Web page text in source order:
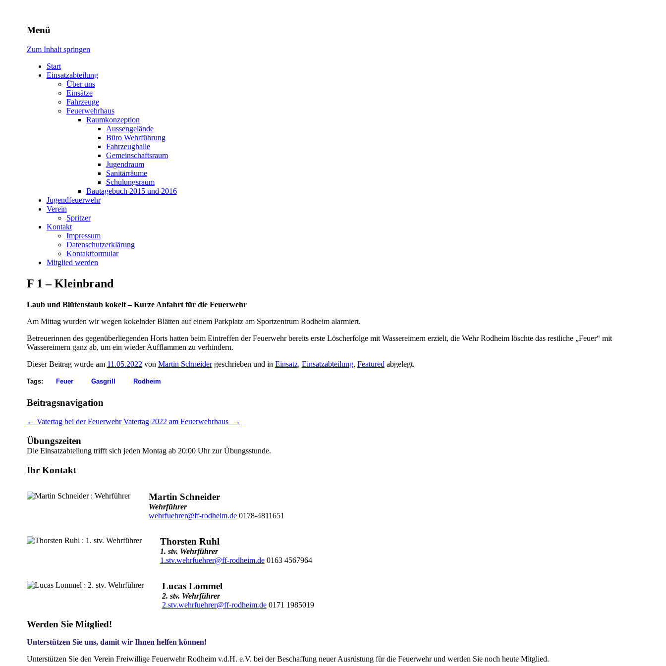
Freiwillige Feuerwehr Rodheim v.d.H.
Menü
Zum Inhalt springen
Start
Einsatzabteilung
Über uns
Einsätze
Fahrzeuge
Feuerwehrhaus
Raumkonzeption
Aussengelände
Büro Wehrführung
Fahrzeughalle
Gemeinschaftsraum
Jugendraum
Sanitärräume
Schulungsraum
Bautagebuch 2015 und 2016
Jugendfeuerwehr
Verein
Spritzer
Kontakt
Impressum
Datenschutzerklärung
Kontaktformular
Mitglied werden
F 1 – Kleinbrand
Laub und Blütenstaub kokelt – Kurze Anfahrt für die Feuerwehr
Am Mittag wurden wir wegen kokelnder Blätten auf einem Parkplatz am Sportzentrum Rodheim alarmiert.
Betreuerinnen des gegenüberliegenden Horts hatten beim Eintreffen der Feuerwehr bereits erste Löscherfolge mit Wassereimern erzielt, die Wehr Rodheim löschte das restliche „Feuer“ mit
Wassereimern ganz ab, um ein wieder Aufflammen zu verhindern.
Dieser Beitrag wurde am 11.05.2022 von Martin Schneidergeschrieben und in Einsatz, Einsatzabteilung, Featured abgelegt.
Tags: Feuer Gasgrill Rodheim
Beitragsnavigation
← Vatertag bei der Feuerwehr Vatertag 2022 am Feuerwehrhaus →
Übungszeiten
Die Einsatzabteilung trifft sich jeden Montag ab 20:00 Uhr zur Übungsstunde.
Ihr Kontakt
Martin Schneider
Wehrführer
wehrfuehrer@ff-rodheim.de0178-4811651
Thorsten Ruhl
1. stv. Wehrführer
1.stv.wehrfuehrer@ff-rodheim.de0163 4567964
Lucas Lommel
2. stv. Wehrführer
2.stv.wehrfuehrer@ff-rodheim.de0171 1985019
Werden Sie Mitglied!
Unterstützen Sie uns, damit wir Ihnen helfen können!
Unterstützen Sie den Verein Freiwillige Feuerwehr Rodheim v.d.H. e.V. bei der Beschaffung neuer Ausrüstung für die Feuerwehr und werden Sie noch heute Mitglied.